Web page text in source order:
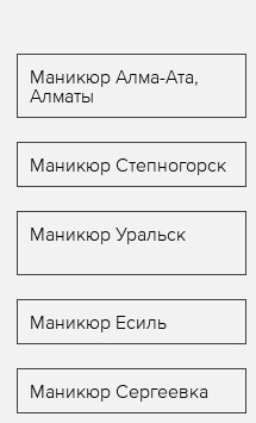
Маникюр Алма-Ата,
Алматы
Маникюр Степногорск
Маникюр Уральск
Маникюр Есиль
Маникюр Сергеевка